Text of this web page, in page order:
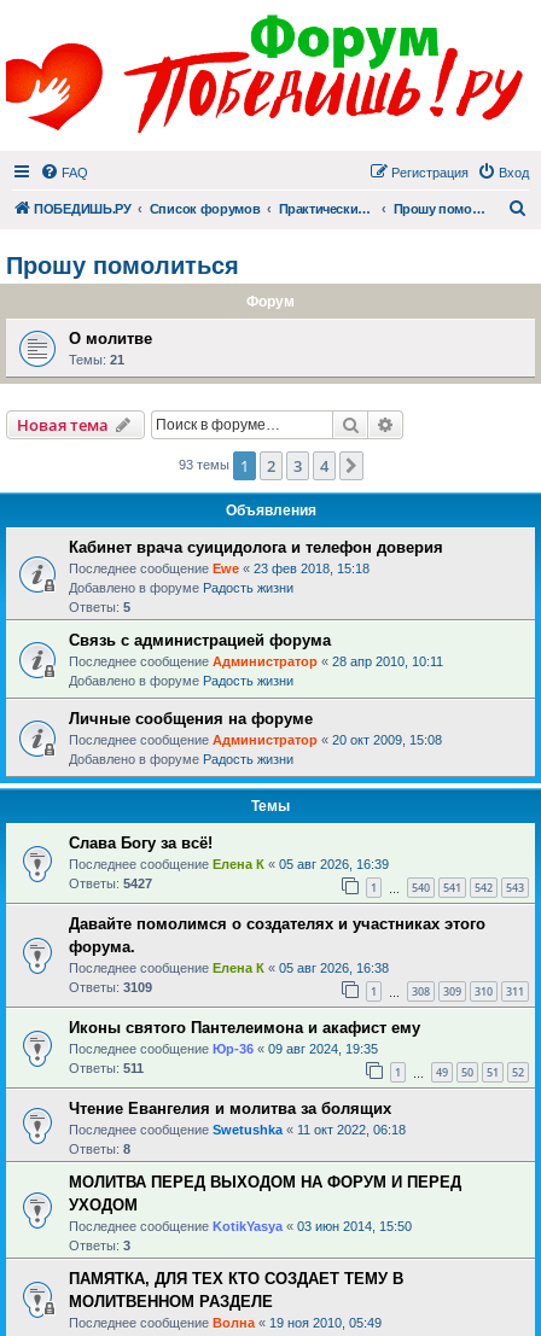
FAQ Вход
Регистрация
ПОБЕДИШЬ.РУ Список форумов Практический раздел Прошу помолиться
Прошу помолиться
Форум
О молитве
Темы: 21
Новая тема Поиск
93 темы 1 2 3 4
Объявления
Кабинет врача суицидолога и телефон доверия
Последнее сообщение Ewe « 23 фев 2018, 15:18
Добавлено в форуме Радость жизни
Ответы: 5
Связь с администрацией форума
Последнее сообщение Администратор « 28 апр 2010, 10:11
Добавлено в форуме Радость жизни
Личные сообщения на форуме
Последнее сообщение Администратор « 20 окт 2009, 15:08
Добавлено в форуме Радость жизни
Темы
Слава Богу за всё!
Последнее сообщение Елена К « 05 авг 2026, 16:39
Ответы: 5427 1 540 541 542 543
Давайте помолимся о создателях и участниках этого
форума.
Последнее сообщение Елена К « 05 авг 2026, 16:38
Ответы: 3109 1 308 309 310 311
Иконы святого Пантелеимона и акафист ему
Последнее сообщение Юр-36 « 09 авг 2024, 19:35
Ответы: 511 1 49 50 51 52
Чтение Евангелия и молитва за болящих
Последнее сообщение Swetushka « 11 окт 2022, 06:18
Ответы: 8
МОЛИТВА ПЕРЕД ВЫХОДОМ НА ФОРУМ И ПЕРЕД
УХОДОМ
Последнее сообщение KotikYasya « 03 июн 2014, 15:50
Ответы: 3
ПАМЯТКА, ДЛЯ ТЕХ КТО СОЗДАЕТ ТЕМУ В
МОЛИТВЕННОМ РАЗДЕЛЕ
Последнее сообщение Волна « 19 ноя 2010, 05:49